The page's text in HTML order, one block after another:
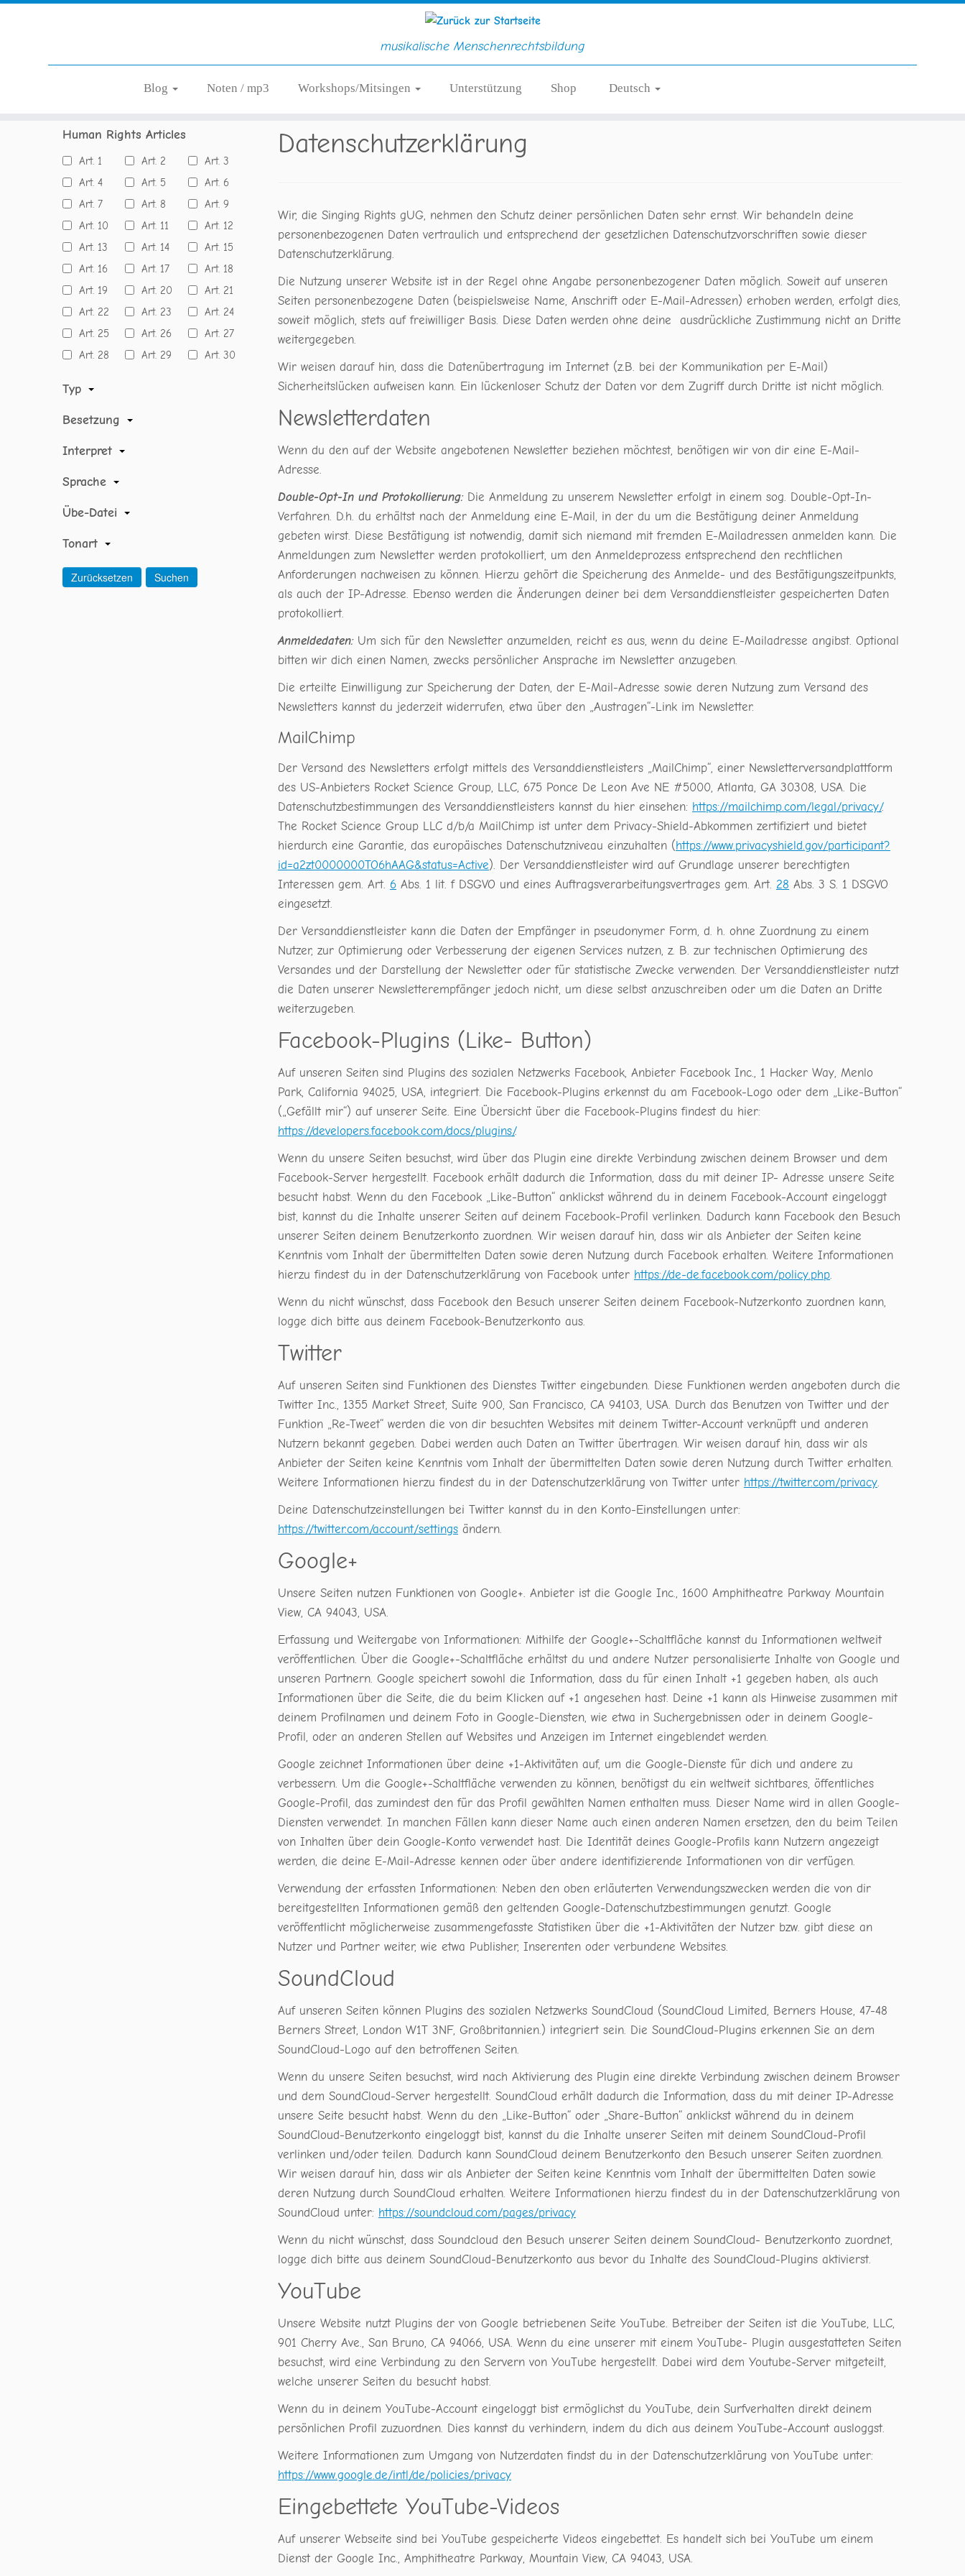
musikalische Menschenrechtsbildung
Blog Noten / mp3 Workshops/Mitsingen Unterstützung Shop
Deutsch
Human Rights Articles
Art. 1 Art. 2
Art. 3
Art. 4
Art. 5
Art. 6
Art. 7
Art. 8
Art. 9
Art. 10
Art. 11
Art. 12
Art. 13
Art. 14
Art. 15
Art. 16
Art. 17
Art. 18
Art. 19
Art. 20
Art. 21
Art. 22
Art. 23
Art. 24
Art. 25
Art. 26
Art. 27
Art. 28
Art. 29 Art. 30
Typ
Besetzung
Interpret
Sprache
Übe-Datei
Tonart
Datenschutzerklärung
Wir, die Singing Rights gUG, nehmen den Schutz deiner persönlichen Daten sehr ernst. Wir behandeln deine
personenbezogenen Daten vertraulich und entsprechend der gesetzlichen Datenschutzvorschriften sowie dieser
Datenschutzerklärung.
Die Nutzung unserer Website ist in der Regel ohne Angabe personenbezogener Daten möglich. Soweit auf unseren
Seiten personenbezogene Daten (beispielsweise Name, Anschrift oder E-Mail-Adressen) erhoben werden, erfolgt dies,
soweit möglich, stets auf freiwilliger Basis. Diese Daten werden ohne deine ausdrückliche Zustimmung nicht an Dritte
weitergegeben.
Wir weisen darauf hin, dass die Datenübertragung im Internet (z.B. bei der Kommunikation per E-Mail)
Sicherheitslücken aufweisen kann. Ein lückenloser Schutz der Daten vor dem Zugriff durch Dritte ist nicht möglich.
Newsletterdaten
Wenn du den auf der Website angebotenen Newsletter beziehen möchtest, benötigen wir von dir eine E-Mail-
Adresse.
Double-Opt-In und Protokollierung: Die Anmeldung zu unserem Newsletter erfolgt in einem sog. Double-Opt-In-
Verfahren. D.h. du erhältst nach der Anmeldung eine E-Mail, in der du um die Bestätigung deiner Anmeldung
gebeten wirst. Diese Bestätigung ist notwendig, damit sich niemand mit fremden E-Mailadressen anmelden kann. Die
Anmeldungen zum Newsletter werden protokolliert, um den Anmeldeprozess entsprechend den rechtlichen
Anforderungen nachweisen zu können. Hierzu gehört die Speicherung des Anmelde- und des Bestätigungszeitpunkts,
als auch der IP-Adresse. Ebenso werden die Änderungen deiner bei dem Versanddienstleister gespeicherten Daten
protokolliert.
Anmeldedaten:Um sich für den Newsletter anzumelden, reicht es aus, wenn du deine E-Mailadresse angibst. Optional
bitten wir dich einen Namen, zwecks persönlicher Ansprache im Newsletter anzugeben.
Die erteilte Einwilligung zur Speicherung der Daten, der E-Mail-Adresse sowie deren Nutzung zum Versand des
Newsletters kannst du jederzeit widerrufen, etwa über den „Austragen“-Link im Newsletter.
MailChimp
Der Versand des Newsletters erfolgt mittels des Versanddienstleisters „MailChimp“, einer Newsletterversandplattform
des US-Anbieters Rocket Science Group, LLC, 675 Ponce De Leon Ave NE #5000, Atlanta, GA 30308, USA. Die
Datenschutzbestimmungen des Versanddienstleisters kannst du hier einsehen: https://mailchimp.com/legal/privacy/.
The Rocket Science Group LLC d/b/a MailChimp ist unter dem Privacy-Shield-Abkommen zertifiziert und bietet
hierdurch eine Garantie, das europäisches Datenschutzniveau einzuhalten (https://www.privacyshield.gov/participant?
id=a2zt0000000TO6hAAG&status=Active). Der Versanddienstleister wird auf Grundlage unserer berechtigten
Interessen gem. Art. 6 Abs. 1 lit. f DSGVO und eines Auftragsverarbeitungsvertrages gem. Art. 28 Abs. 3 S. 1 DSGVO
eingesetzt.
Der Versanddienstleister kann die Daten der Empfänger in pseudonymer Form, d. h. ohne Zuordnung zu einem
Nutzer, zur Optimierung oder Verbesserung der eigenen Services nutzen, z. B. zur technischen Optimierung des
Versandes und der Darstellung der Newsletter oder für statistische Zwecke verwenden. Der Versanddienstleister nutzt
die Daten unserer Newsletterempfänger jedoch nicht, um diese selbst anzuschreiben oder um die Daten an Dritte
weiterzugeben.
Facebook-Plugins (Like- Button)
Auf unseren Seiten sind Plugins des sozialen Netzwerks Facebook, Anbieter Facebook Inc., 1 Hacker Way, Menlo
Park, California 94025, USA, integriert. Die Facebook-Plugins erkennst du am Facebook-Logo oder dem „Like-Button“
(„Gefällt mir“) auf unserer Seite. Eine Übersicht über die Facebook-Plugins findest du hier:
https://developers.facebook.com/docs/plugins/.
Wenn du unsere Seiten besuchst, wird über das Plugin eine direkte Verbindung zwischen deinem Browser und dem
Facebook-Server hergestellt. Facebook erhält dadurch die Information, dass du mit deiner IP- Adresse unsere Seite
besucht habst. Wenn du den Facebook „Like-Button“ anklickst während du in deinem Facebook-Account eingeloggt
bist, kannst du die Inhalte unserer Seiten auf deinem Facebook-Profil verlinken. Dadurch kann Facebook den Besuch
unserer Seiten deinem Benutzerkonto zuordnen. Wir weisen darauf hin, dass wir als Anbieter der Seiten keine
Kenntnis vom Inhalt der übermittelten Daten sowie deren Nutzung durch Facebook erhalten. Weitere Informationen
hierzu findest du in der Datenschutzerklärung von Facebook unter https://de-de.facebook.com/policy.php.
Wenn du nicht wünschst, dass Facebook den Besuch unserer Seiten deinem Facebook-Nutzerkonto zuordnen kann,
logge dich bitte aus deinem Facebook-Benutzerkonto aus.
Twitter
Auf unseren Seiten sind Funktionen des Dienstes Twitter eingebunden. Diese Funktionen werden angeboten durch die
Twitter Inc., 1355 Market Street, Suite 900, San Francisco, CA 94103, USA. Durch das Benutzen von Twitter und der
Funktion „Re-Tweet“ werden die von dir besuchten Websites mit deinem Twitter-Account verknüpft und anderen
Nutzern bekannt gegeben. Dabei werden auch Daten an Twitter übertragen. Wir weisen darauf hin, dass wir als
Anbieter der Seiten keine Kenntnis vom Inhalt der übermittelten Daten sowie deren Nutzung durch Twitter erhalten.
Weitere Informationen hierzu findest du in der Datenschutzerklärung von Twitter unter https://twitter.com/privacy.
Deine Datenschutzeinstellungen bei Twitter kannst du in den Konto-Einstellungen unter:
https://twitter.com/account/settings ändern.
Google+
Unsere Seiten nutzen Funktionen von Google+. Anbieter ist die Google Inc., 1600 Amphitheatre Parkway Mountain
View, CA 94043, USA.
Erfassung und Weitergabe von Informationen: Mithilfe der Google+-Schaltfläche kannst du Informationen weltweit
veröffentlichen. Über die Google+-Schaltfläche erhältst du und andere Nutzer personalisierte Inhalte von Google und
unseren Partnern. Google speichert sowohl die Information, dass du für einen Inhalt +1 gegeben haben, als auch
Informationen über die Seite, die du beim Klicken auf +1 angesehen hast. Deine +1 kann als Hinweise zusammen mit
deinem Profilnamen und deinem Foto in Google-Diensten, wie etwa in Suchergebnissen oder in deinem Google-
Profil, oder an anderen Stellen auf Websites und Anzeigen im Internet eingeblendet werden.
Google zeichnet Informationen über deine +1-Aktivitäten auf, um die Google-Dienste für dich und andere zu
verbessern. Um die Google+-Schaltfläche verwenden zu können, benötigst du ein weltweit sichtbares, öffentliches
Google-Profil, das zumindest den für das Profil gewählten Namen enthalten muss. Dieser Name wird in allen Google-
Diensten verwendet. In manchen Fällen kann dieser Name auch einen anderen Namen ersetzen, den du beim Teilen
von Inhalten über dein Google-Konto verwendet hast. Die Identität deines Google-Profils kann Nutzern angezeigt
werden, die deine E-Mail-Adresse kennen oder über andere identifizierende Informationen von dir verfügen.
Verwendung der erfassten Informationen: Neben den oben erläuterten Verwendungszwecken werden die von dir
bereitgestellten Informationen gemäß den geltenden Google-Datenschutzbestimmungen genutzt. Google
veröffentlicht möglicherweise zusammengefasste Statistiken über die +1-Aktivitäten der Nutzer bzw. gibt diese an
Nutzer und Partner weiter, wie etwa Publisher, Inserenten oder verbundene Websites.
SoundCloud
Auf unseren Seiten können Plugins des sozialen Netzwerks SoundCloud (SoundCloud Limited, Berners House, 47-48
Berners Street, London W1T 3NF, Großbritannien.) integriert sein. Die SoundCloud-Plugins erkennen Sie an dem
SoundCloud-Logo auf den betroffenen Seiten.
Wenn du unsere Seiten besuchst, wird nach Aktivierung des Plugin eine direkte Verbindung zwischen deinem Browser
und dem SoundCloud-Server hergestellt. SoundCloud erhält dadurch die Information, dass du mit deiner IP-Adresse
unsere Seite besucht habst. Wenn du den „Like-Button“ oder „Share-Button“ anklickst während du in deinem
SoundCloud-Benutzerkonto eingeloggt bist, kannst du die Inhalte unserer Seiten mit deinem SoundCloud-Profil
verlinken und/oder teilen. Dadurch kann SoundCloud deinem Benutzerkonto den Besuch unserer Seiten zuordnen.
Wir weisen darauf hin, dass wir als Anbieter der Seiten keine Kenntnis vom Inhalt der übermittelten Daten sowie
deren Nutzung durch SoundCloud erhalten. Weitere Informationen hierzu findest du in der Datenschutzerklärung von
SoundCloud unter: https://soundcloud.com/pages/privacy
Wenn du nicht wünschst, dass Soundcloud den Besuch unserer Seiten deinem SoundCloud- Benutzerkonto zuordnet,
logge dich bitte aus deinem SoundCloud-Benutzerkonto aus bevor du Inhalte des SoundCloud-Plugins aktivierst.
YouTube
Unsere Website nutzt Plugins der von Google betriebenen Seite YouTube. Betreiber der Seiten ist die YouTube, LLC,
901 Cherry Ave., San Bruno, CA 94066, USA. Wenn du eine unserer mit einem YouTube- Plugin ausgestatteten Seiten
besuchst, wird eine Verbindung zu den Servern von YouTube hergestellt. Dabei wird dem Youtube-Server mitgeteilt,
welche unserer Seiten du besucht habst.
Wenn du in deinem YouTube-Account eingeloggt bist ermöglichst du YouTube, dein Surfverhalten direkt deinem
persönlichen Profil zuzuordnen. Dies kannst du verhindern, indem du dich aus deinem YouTube-Account ausloggst.
Weitere Informationen zum Umgang von Nutzerdaten findst du in der Datenschutzerklärung von YouTube unter:
https://www.google.de/intl/de/policies/privacy
Eingebettete YouTube-Videos
Auf unserer Webseite sind bei YouTube gespeicherte Videos eingebettet. Es handelt sich bei YouTube um einem
Dienst der Google Inc., Amphitheatre Parkway, Mountain View, CA 94043, USA.